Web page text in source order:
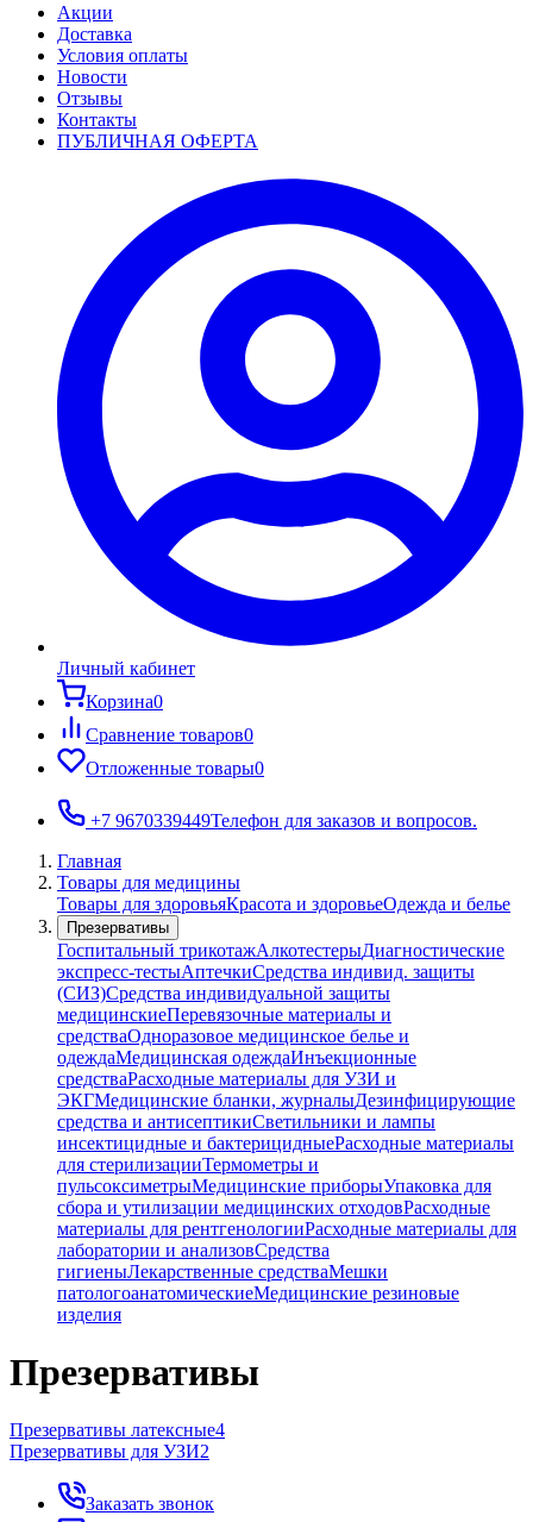
Акции
Доставка
Условия оплаты
Новости
Отзывы
Контакты
ПУБЛИЧНАЯ ОФЕРТА
Личный кабинет
Корзина0
Сравнение товаров0
Отложенные товары0
+7 9670339449Телефон для заказов и вопросов.
Главная
Товары для медицины
Товары для здоровьяКрасота и здоровьеОдежда и белье
Презервативы
Госпитальный трикотажАлкотестерыДиагностические
экспресс-тестыАптечкиСредства индивид. защиты
(СИЗ)Средства индивидуальной защиты
медицинскиеПеревязочные материалы и
средстваОдноразовое медицинское белье и
одеждаМедицинская одеждаИнъекционные
средстваРасходные материалы для УЗИ и
ЭКГМедицинские бланки, журналыДезинфицирующие
средства и антисептикиСветильники и лампы
инсектицидные и бактерицидныеРасходные материалы
для стерилизацииТермометры и
пульсоксиметрыМедицинские приборыУпаковка для
сбора и утилизации медицинских отходовРасходные
материалы для рентгенологииРасходные материалы для
лаборатории и анализовСредства
гигиеныЛекарственные средстваМешки
патологоанатомическиеМедицинские резиновые
изделия
Презервативы
Презервативы латексные4
Презервативы для УЗИ2
Заказать звонок